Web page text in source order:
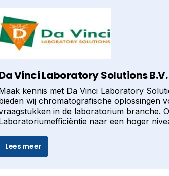
Vinci Laboratory Solutions B.V.
kennis met Da Vinci Laboratory
wij chromatografische oplossingen
in de laboratorium branche.
naar een hoger
Lees meer